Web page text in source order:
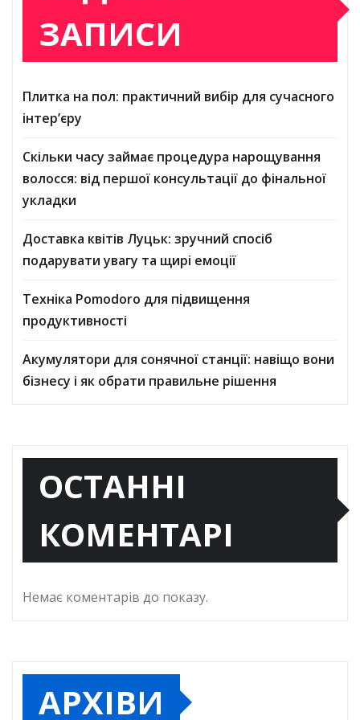
ЗАПИСИ
Плитка на пол: практичний вибір для сучасного
інтер’єру
Скільки часу займає процедура нарощування
волосся: від першої консультації до фінальної
укладки
Доставка квітів Луцьк: зручний спосіб
подарувати увагу та щирі емоції
Техніка Pomodoro для підвищення
продуктивності
Акумулятори для сонячної станції: навіщо вони
бізнесу і як обрати правильне рішення
ОСТАННІ
КОМЕНТАРІ
Немає коментарів до показу.
АРХІВИ